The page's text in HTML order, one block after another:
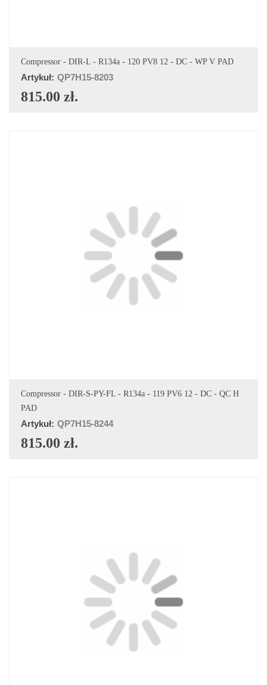
DODAJ DO KOSZYKA
Compressor - DIR-L - R134a - 120 PV8 12 - DC - WP V PAD
Artykuł: QP7H15-8203
815.00 zł.
DODAJ DO KOSZYKA
Compressor - DIR-S-PY-FL - R134a - 119 PV6 12 - DC - QC H
PAD
Artykuł: QP7H15-8244
815.00 zł.